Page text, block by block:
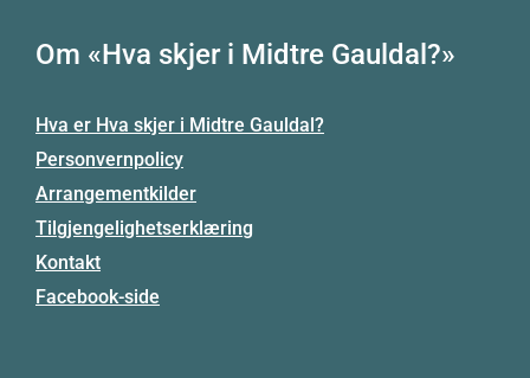
Om «Hva skjer i Midtre Gauldal?»
Hva er Hva skjer i Midtre Gauldal?
Personvernpolicy
Arrangementkilder
Tilgjengelighetserklæring
Kontakt
Facebook-side